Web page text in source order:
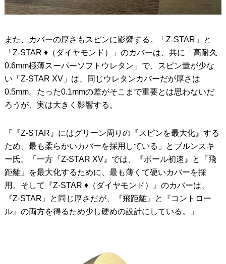
また、カバーの厚さもスピンに影響する。「Z-STAR」と
「Z-STAR ♦︎（ダイヤモンド）」のカバーは、共に「高耐久
0.6mm極薄スーパーソフトウレタン」で、スピン量が少な
い「Z-STAR XV」は、同じウレタンカバーだが厚さは
0.5mm。たった0.1mmの差がそこまで重要とは思わないだ
ろうが、実は大きく影響する。
「『Z-STAR』にはグリーン周りの『スピンを最大化』する
ため、最も柔らかいカバーを採用している」とブルンスキ
ー氏。「一方『Z-STAR XV』では、『ボール初速』と『飛
距離』を最大化するために、最も薄くて硬いカバーを採
用。そして『Z-STAR ♦︎（ダイヤモンド）』のカバーは、
『Z-STAR』と同じ厚さだが、『飛距離』と『コントロー
ル』の両方を得るため少し硬めの設計にしている。」